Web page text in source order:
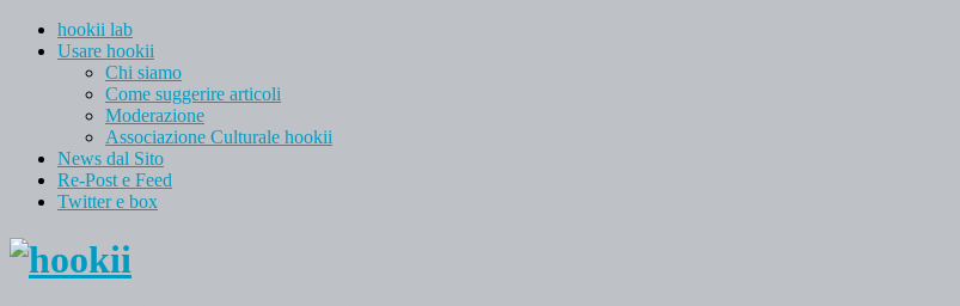
hookii lab
Usare hookii
Chi siamo
Come suggerire articoli
Moderazione
Associazione Culturale hookii
News dal Sito
Re-Post e Feed
Twitter e box